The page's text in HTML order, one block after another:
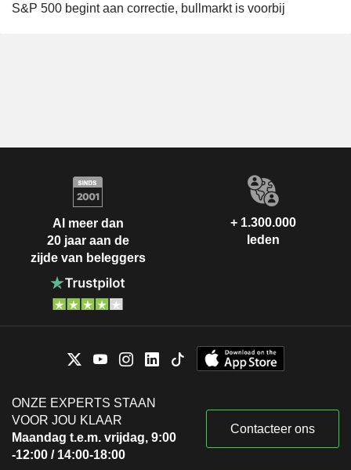
S&P 500 begint aan correctie, bullmarkt is voorbij
Al meer dan
20 jaar aan de
zijde van beleggers
+ 1.300.000
leden
ONZE EXPERTS STAAN
VOOR JOU KLAAR
Maandag t.e.m. vrijdag, 9:00
-12:00 / 14:00-18:00
Contacteer ons